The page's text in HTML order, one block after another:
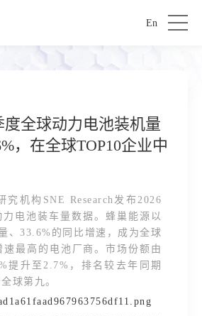
En
全球动力电池装机量
，在全球TOP10企业中
究机构SNE Research发布2026
电池装车量数据。蜂巢能源以
、33.6%的同比增速，成为全球
速最高的电池厂商。市场份额由
提升至2.7%，排名较去年同期
球第九。